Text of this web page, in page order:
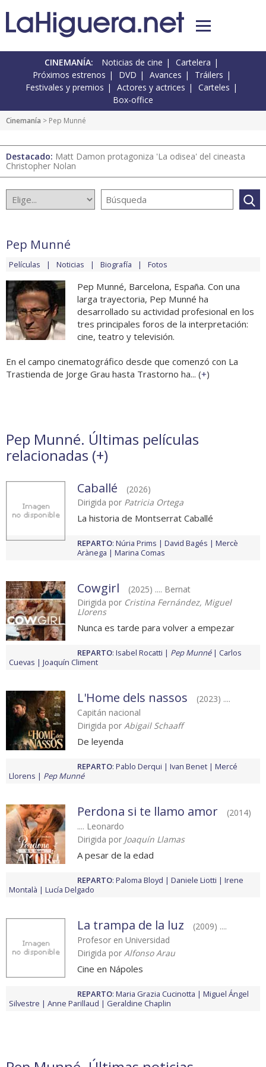
CINEMANÍA: Noticias de cine
Cartelera
Próximos estrenos
DVD Avances
Tráilers
Festivales y premios
Actores y actrices
Carteles
Box-office
Cinemanía > Pep Munné
Destacado: Matt Damon protagoniza 'La odisea' del cineasta
Christopher Nolan
Pep Munné
Películas Noticias Biografía Fotos
Pep Munné, Barcelona, España. Con una
larga trayectoria, Pep Munné ha
desarrollado su actividad profesional en los
tres principales foros de la interpretación:
cine, teatro y televisión.
En el campo cinematográfico desde que comenzó con La
Trastienda de Jorge Grau hasta Trastorno ha... (+)
Pep Munné. Últimas películas
relacionadas (+)
Caballé
(2026)
Dirigida por Patricia Ortega
La historia de Montserrat Caballé
REPARTO: Núria Prims David Bagés
Mercè
Arànega
Marina Comas
Cowgirl
(2025) .... Bernat
Dirigida por Cristina Fernández, Miguel
Llorens
Nunca es tarde para volver a empezar
REPARTO: Isabel Rocatti Pep Munné
Carlos
Cuevas
Joaquín Climent
L'Home dels nassos
(2023) ....
Capitán nacional
Dirigida por Abigail Schaaff
De leyenda
REPARTO: Pablo Derqui Ivan Benet
Mercé
Llorens
Pep Munné
Perdona si te llamo amor
(2014)
.... Leonardo
Dirigida por Joaquín Llamas
A pesar de la edad
REPARTO: Paloma Bloyd Daniele Liotti
Irene
Montalà
Lucía Delgado
La trampa de la luz
(2009) ....
Profesor en Universidad
Dirigida por Alfonso Arau
Cine en Nápoles
REPARTO: Maria Grazia Cucinotta
Miguel Ángel
Silvestre
Anne Parillaud Geraldine Chaplin